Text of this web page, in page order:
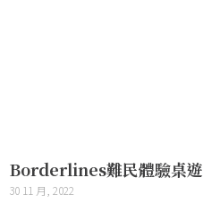
Borderlines難民體驗桌遊
30 11 月, 2022